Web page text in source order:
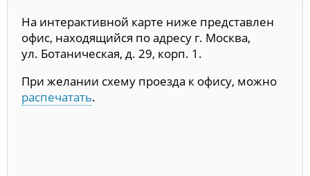
На интерактивной карте ниже представлен
офис, находящийся по адресу г. Москва,
ул. Ботаническая, д. 29, корп. 1.
При желании схему проезда к офису, можно
распечатать.